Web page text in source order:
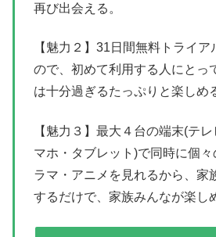
再び出会える。
【魅力２】31日間無料トライ
ので、初めて利用する人にとっ
は十分過ぎるたっぷりと楽しめ
【魅力３】最大４台の端末(テ
マホ・タブレット)で同時に個
ラマ・アニメを見れるから、家
するだけで、家族みんなが楽し